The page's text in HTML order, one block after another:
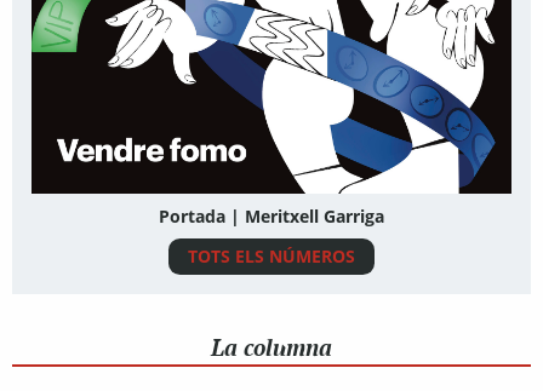
Portada | Meritxell Garriga
TOTS ELS NÚMEROS
La columna